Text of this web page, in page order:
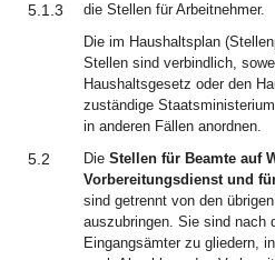
5.1.3
die Stellen für Arbeitnehmer.
Die im Haushaltsplan
Stellen sind verbindlich,
Haushaltsgesetz oder den
zuständige
in anderen Fällen anordnen.
5.2 Die Stellen für Beamte auf
Vorbereitungsdienst und
sind getrennt von den
auszubringen. Sie sind nach
Eingangsämter zu gliedern,